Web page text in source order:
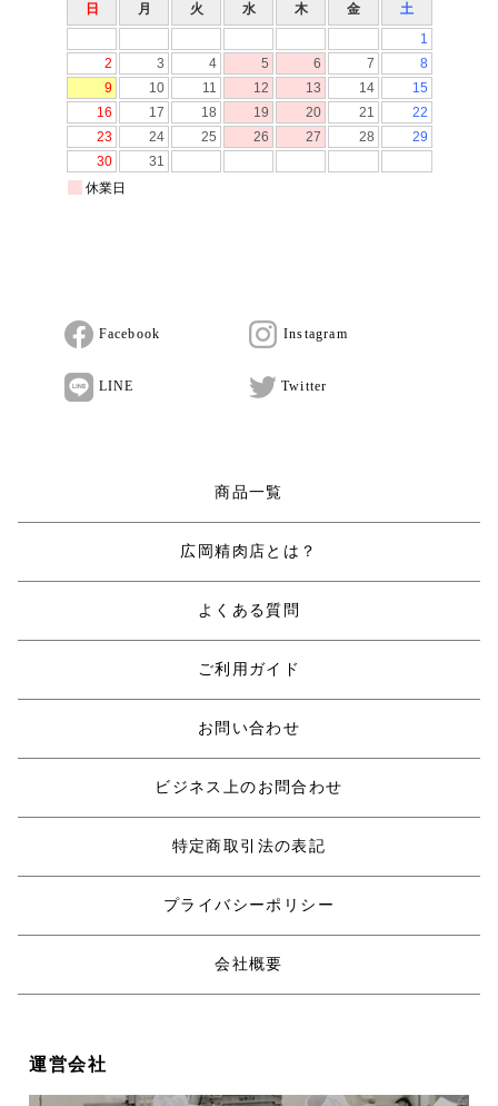
Facebook Instagram
LINE Twitter
商品一覧
広岡精肉店とは？
よくある質問
ご利用ガイド
お問い合わせ
ビジネス上のお問合わせ
特定商取引法の表記
プライバシーポリシー
会社概要
運営会社